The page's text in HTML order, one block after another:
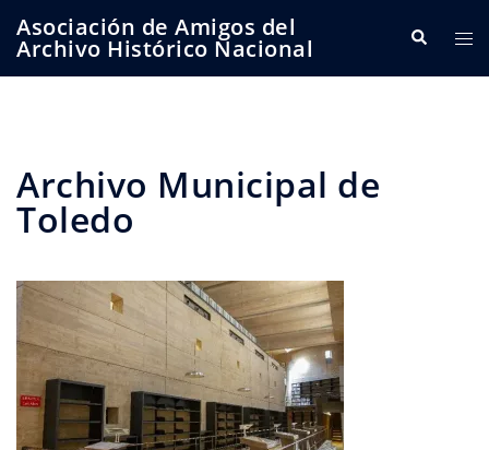
Asociación de Amigos del
Archivo Histórico Nacional Buscar
Archivo Municipal de
Toledo